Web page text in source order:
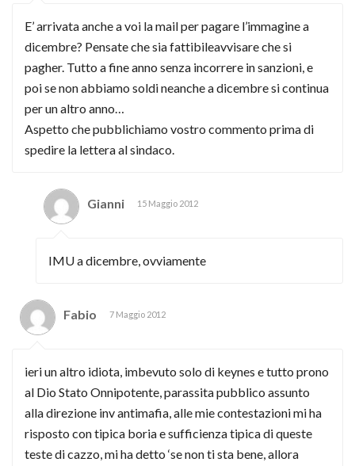
E’ arrivata anche a voi la mail per pagare l’immagine a
dicembre? Pensate che sia fattibileavvisare che si
pagher. Tutto a fine anno senza incorrere in sanzioni, e
poi se non abbiamo soldi neanche a dicembre si continua
per un altro anno…
Aspetto che pubblichiamo vostro commento prima di
spedire la lettera al sindaco.
Gianni 15 Maggio 2012
IMU a dicembre, ovviamente
Fabio 7 Maggio 2012
ieri un altro idiota, imbevuto solo di keynes e tutto prono
al Dio Stato Onnipotente, parassita pubblico assunto
alla direzione inv antimafia, alle mie contestazioni mi ha
risposto con tipica boria e sufficienza tipica di queste
teste di cazzo, mi ha detto ‘se non ti sta bene, allora